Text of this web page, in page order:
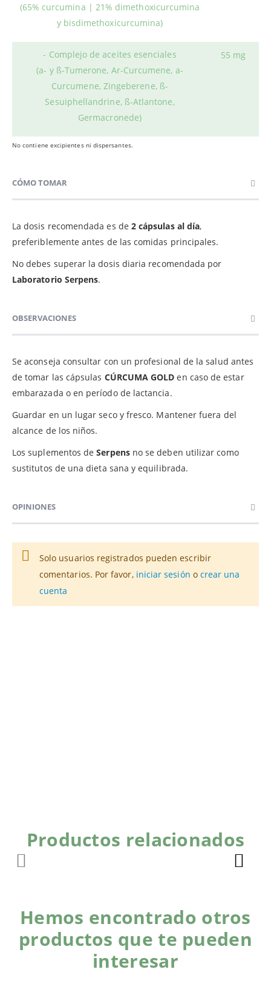
(65% curcumina | 21% dimethoxicurcumina
y bisdimethoxicurcumina)
- Complejo de aceites esenciales
(a- y ß-Tumerone, Ar-Curcumene, a-
Curcumene, Zingeberene, ß-
Sesuiphellandrine, ß-Atlantone,
Germacronede)
55 mg
No contiene excipientes ni dispersantes.
CÓMO TOMAR
La dosis recomendada es de 2 cápsulas al día,
preferiblemente antes de las comidas principales.
No debes superar la dosis diaria recomendada por
Laboratorio Serpens.
OBSERVACIONES
Se aconseja consultar con un profesional de la salud antes
de tomar las cápsulas CÚRCUMA GOLD en caso de estar
embarazada o en período de lactancia.
Guardar en un lugar seco y fresco. Mantener fuera del
alcance de los niños.
Los suplementos deSerpensno se deben utilizar como
sustitutos de una dieta sana y equilibrada.
OPINIONES
Solo usuarios registrados pueden escribir
comentarios. Por favor, iniciar sesión o crear una
cuenta
Productos relacionados
Hemos encontrado otros
productos que te pueden
interesar